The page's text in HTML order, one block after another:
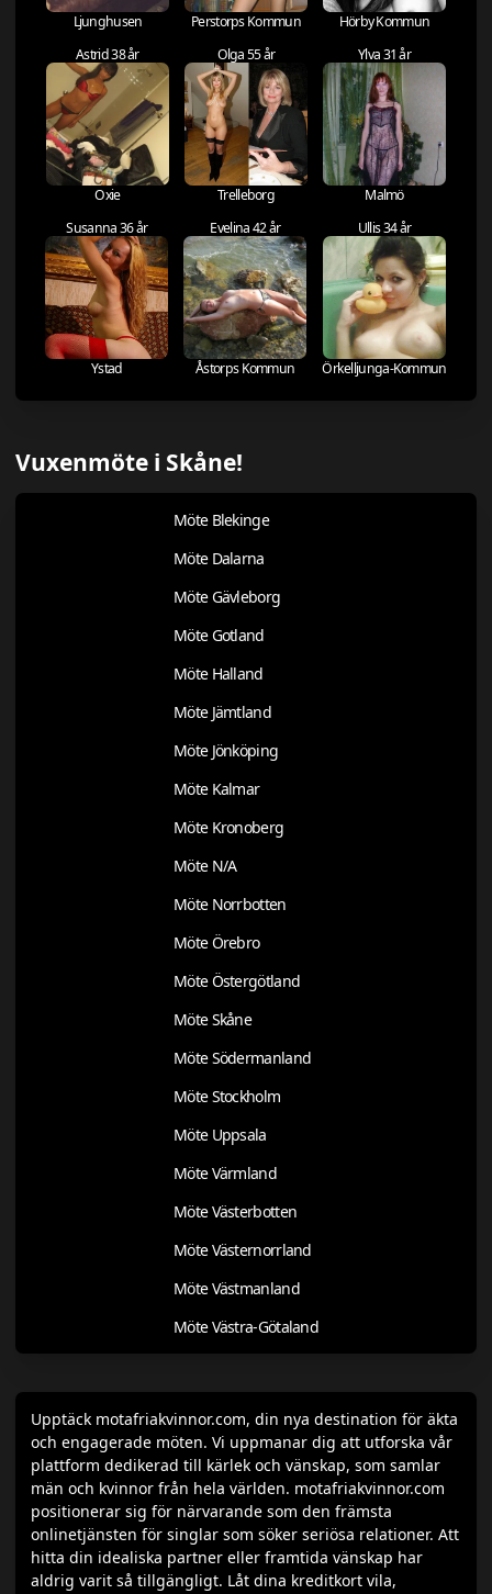
Ljunghusen Perstorps Kommun
Hörby Kommun
Astrid 38 år
Oxie
Olga 55 år
Trelleborg
Ylva 31 år
Malmö
Susanna 36 år
Ystad
Evelina 42 år
Åstorps Kommun
Ullis 34 år
Örkelljunga-Kommun
Vuxenmöte i Skåne!
Möte Blekinge
Möte Dalarna
Möte Gävleborg
Möte Gotland
Möte Halland
Möte Jämtland
Möte Jönköping
Möte Kalmar
Möte Kronoberg
Möte N/A
Möte Norrbotten
Möte Örebro
Möte Östergötland
Möte Skåne
Möte Södermanland
Möte Stockholm
Möte Uppsala
Möte Värmland
Möte Västerbotten
Möte Västernorrland
Möte Västmanland
Möte Västra-Götaland
Upptäck motafriakvinnor.com, din nya destination för äkta
och engagerade möten. Vi uppmanar dig att utforska vår
plattform dedikerad till kärlek och vänskap, som samlar
män och kvinnor från hela världen. motafriakvinnor.com
positionerar sig för närvarande som den främsta
onlinetjänsten för singlar som söker seriösa relationer. Att
hitta din idealiska partner eller framtida vänskap har
aldrig varit så tillgängligt. Låt dina kreditkort vila,